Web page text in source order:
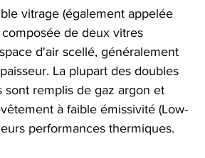
vitrage (également appelée
de deux vitres
d'air scellé, généralement
La plupart des doubles
sont remplis de gaz argon et
à faible émissivité (Low-
performances thermiques.